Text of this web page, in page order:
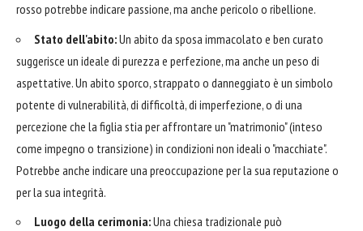
rosso potrebbe indicare passione, ma anche pericolo o ribellione.
Stato dell'abito:Un abito da sposa immacolato e ben curato
suggerisce un ideale di purezza e perfezione, ma anche un peso di
aspettative. Un abito sporco, strappato o danneggiato è un simbolo
potente di vulnerabilità, di difficoltà, di imperfezione, o di una
percezione che la figlia stia per affrontare un "matrimonio" (inteso
come impegno o transizione) in condizioni non ideali o "macchiate".
Potrebbe anche indicare una preoccupazione per la sua reputazione o
per la sua integrità.
Luogo della cerimonia:Una chiesa tradizionale può